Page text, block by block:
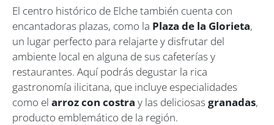
El centro histórico de Elche también cuenta con
encantadoras plazas, como la Plaza de la Glorieta,
un lugar perfecto para relajarte y disfrutar del
ambiente local en alguna de sus cafeterías y
restaurantes. Aquí podrás degustar la rica
gastronomía ilicitana, que incluye especialidades
como el arroz con costra y las deliciosas granadas,
producto emblemático de la región.